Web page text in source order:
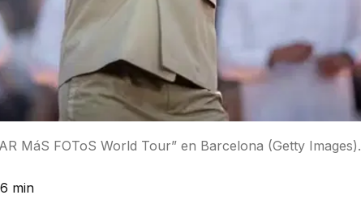
MáS FOToS World Tour” en Barcelona (Getty Images).
6 min